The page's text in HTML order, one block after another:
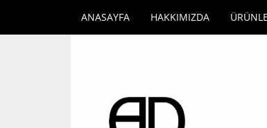
ANASAYFA HAKKIMIZDA